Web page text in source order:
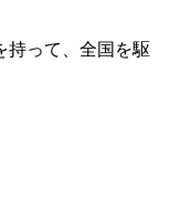
持って、全国を駆